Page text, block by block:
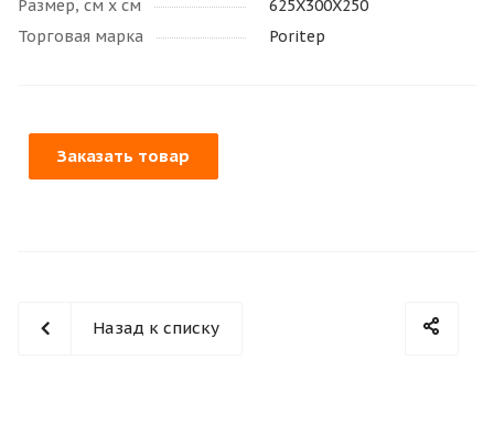
Размер, см х см
625Х300Х250
Торговая марка
Poritep
Заказать товар
Назад к списку